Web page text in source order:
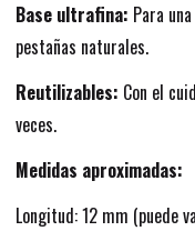
Base ultrafina: Para
pestañas naturales.
Reutilizables: Con el
veces.
Medidas aproximadas:
Longitud: 12 mm (puede